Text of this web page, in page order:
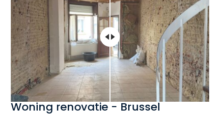
Woning renovatie - Brussel